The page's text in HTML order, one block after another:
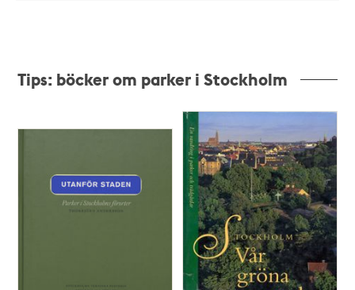
Tips: böcker om parker i Stockholm